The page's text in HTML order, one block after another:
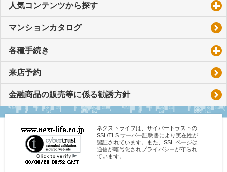
人気コンテンツから探す
マンションカタログ
各種手続き
来店予約
金融商品の販売等に係る勧誘方針
ネクストライフは、サイバートラストの
SSL/TLS サーバー証明書により実在性が
認証されています。また、SSL ページは
通信が暗号化されプライバシーが守られ
ています。